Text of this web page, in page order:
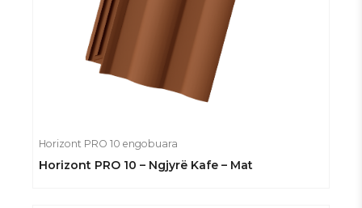
Horizont PRO 10 engobuara
Horizont PRO 10 – Ngjyrë Kafe – Mat